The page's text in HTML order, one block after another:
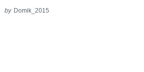
by Domik_2015